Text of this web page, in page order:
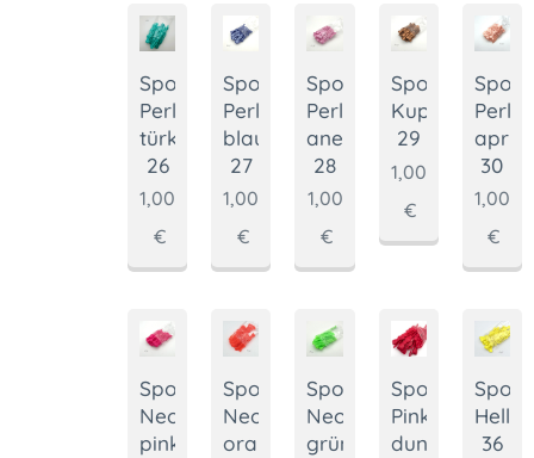
Sponka
Perl
türkis-
26
1,00
€
Sponka
Perl
blau-
27
1,00
€
Sponka
Perl
anemone-
28
1,00
€
Sponka
Kupfer-
29
1,00
€
Perl
30
1,00
€
Sponka
Neon
pink-
Sponka
Neon
orange-
Sponka
Neon
grün-
Sponka
Pink
dunkel-
36